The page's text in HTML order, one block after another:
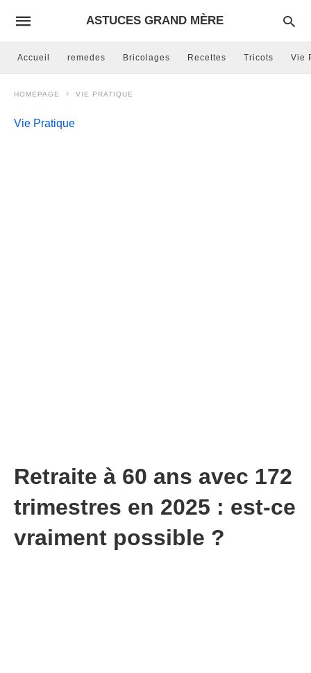
ASTUCES GRAND MÈRE
Accueil remedes Bricolages Recettes Tricots Vie
HOMEPAGE VIE PRATIQUE
Vie Pratique
Retraite à 60 ans avec 172
trimestres en 2025 : est-ce
vraiment possible ?